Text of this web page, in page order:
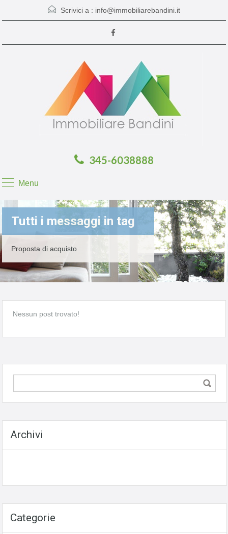
Scrivici a : info@immobiliarebandini.it
345-6038888
Menu
Tutti i messaggi in tag
Proposta di acquisto
Nessun post trovato!
Archivi
Categorie